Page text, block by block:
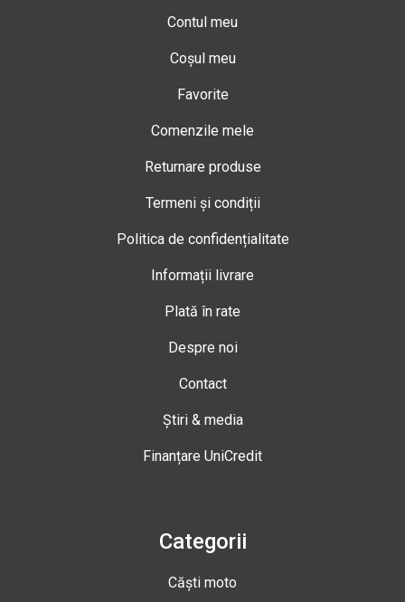
Contul meu
Coșul meu
Favorite
Comenzile mele
Returnare produse
Termeni și condiții
Politica de confidențialitate
Informații livrare
Plată în rate
Despre noi
Contact
Știri & media
Finanțare UniCredit
Categorii
Căști moto